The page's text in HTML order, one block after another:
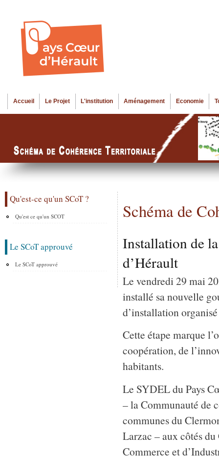
Menu principal
Accueil Le Projet L'institution Aménagement Economie
Qu'est-ce qu'un SCoT ?
Qu'est ce qu'un SCOT
Le SCoT approuvé
Le SCoT approuvé
Schéma de
Installation de
d’Hérault
Le vendredi 29 mai
installé sa nouvelle
d’installation
Cette étape marque
coopération, de
habitants.
Le SYDEL du Pays
– la Communauté de
communes du
Larzac – aux côtés
Commerce et